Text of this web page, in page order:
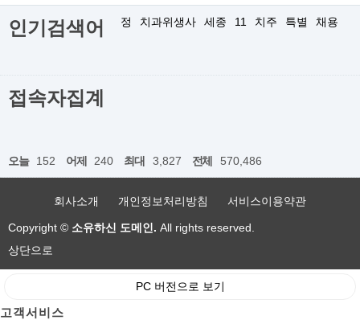
인기검색어 정 치과위생사 세종 11 치주 특별 채용
접속자집계
오늘 152 어제 240 최대 3,827 전체 570,486
회사소개 개인정보처리방침 서비스이용약관
Copyright © 소유하신 도메인. All rights reserved.
상단으로
PC 버전으로 보기
고객서비스